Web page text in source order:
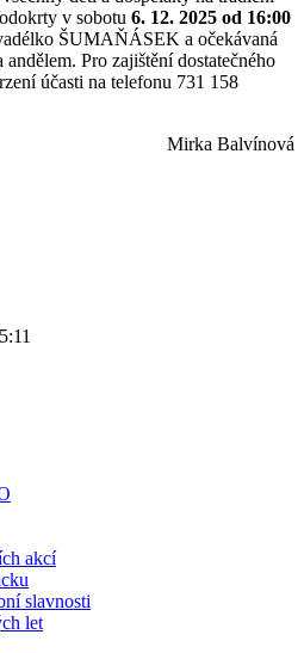
v sobotu 6. 12. 2025 od 16:00
ŠUMAŇÁSEK a očekávaná
Pro zajištění dostatečného
účasti na telefonu 731 158
Mirka Balvínová
akcí
slavnosti
let